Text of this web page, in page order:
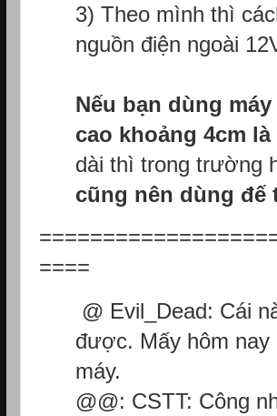
3) Theo mình thì
nguồn điện ngoài
Nếu bạn dùng
cao khoảng 4cm
dài thì trong trường
cũng nên dùng
====
@ Evil_Dead: Cái
được. Mấy hôm
máy.
@@: CSTT: Công